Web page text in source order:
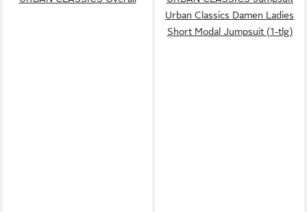
Urban Classics Damen Ladies
Short Modal Jumpsuit (1-tlg)